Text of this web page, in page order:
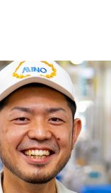
HISTORY
沿革
CASTING
ダイカスト